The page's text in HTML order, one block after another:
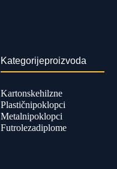
Kategorije proizvoda
Kartonske hilzne
Plastični poklopci
Metalni poklopci
Futrole za diplome